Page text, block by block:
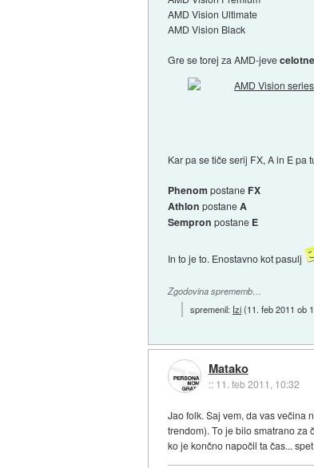
AMD Vision Ultimate
AMD Vision Black
Gre se torej za AMD-jeve
Kar pa se tiče serij FX, A in E
Phenompostane FX
Athlon postaneA
Sempron postane E
In to je to. Enostavno kot pasulj
Zgodovina sprememb…
spremenil: Izi(11. feb 2011 ob
Matako
:: 11. feb 2011, 10:32
Jao folk. Saj vem, da vas večina
trendom). To je bilo smatrano
ko je končno napočil ta čas...